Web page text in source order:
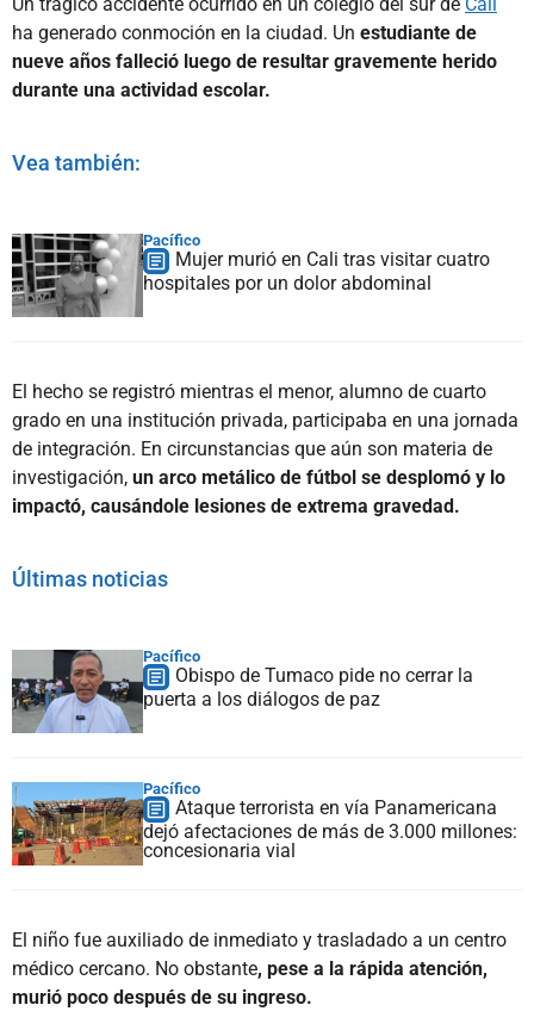
ha generado conmoción en la ciudad. Un estudiante de
nueve años falleció luego de resultar gravemente herido
durante una actividad escolar.
Vea también:
Pacífico
Mujer murió en Cali tras visitar cuatro
hospitales por un dolor abdominal
El hecho se registró mientras el menor, alumno de cuarto
grado en una institución privada, participaba en una jornada
de integración. En circunstancias que aún son materia de
investigación, un arco metálico de fútbol se desplomó y lo
impactó, causándole lesiones de extrema gravedad.
Últimas noticias
Pacífico
Obispo de Tumaco pide no cerrar la
puerta a los diálogos de paz
Pacífico
Ataque terrorista en vía Panamericana
dejó afectaciones de más de 3.000 millones:
concesionaria vial
El niño fue auxiliado de inmediato y trasladado a un centro
médico cercano. No obstante, pese a la rápida atención,
murió poco después de su ingreso.